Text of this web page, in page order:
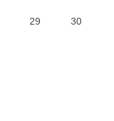
29 30